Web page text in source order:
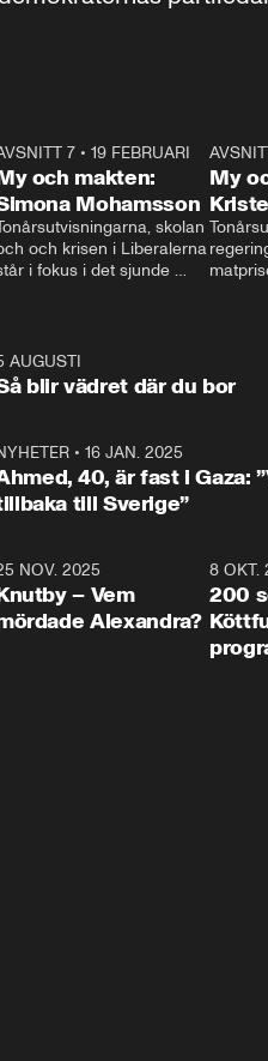
24:30
7• 19 FEBRUARI
och makten:
Mohamsson
skolan
och krisen i Liberalerna
i fokus i det sjunde
My
ställer
och
till svars.
My
AUGUSTI
blir vädret där du bor
• 16 JAN. 2025
40, är fast i Gaza:
till Sverige”
31:05
NOV. 2025
– Vem
Alexandra?
8 OKT.
200